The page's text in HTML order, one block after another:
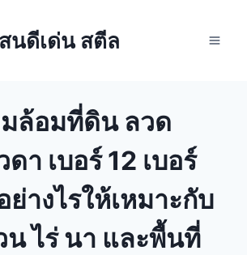
นดีเด่น สตีล
ล้อมที่ดิน ลวด
า เบอร์ 12 เบอร์
ย่างไรให้เหมาะกับ
น ไร่ นา และพื้นที่